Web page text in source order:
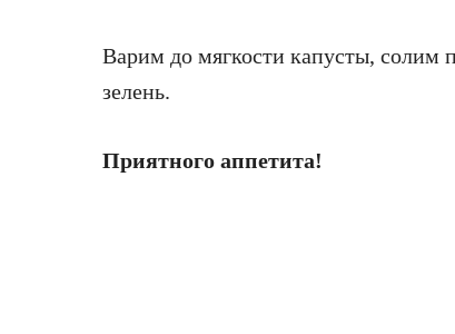
Варим до мягкости капусты, солим
зелень.
Приятного аппетита!